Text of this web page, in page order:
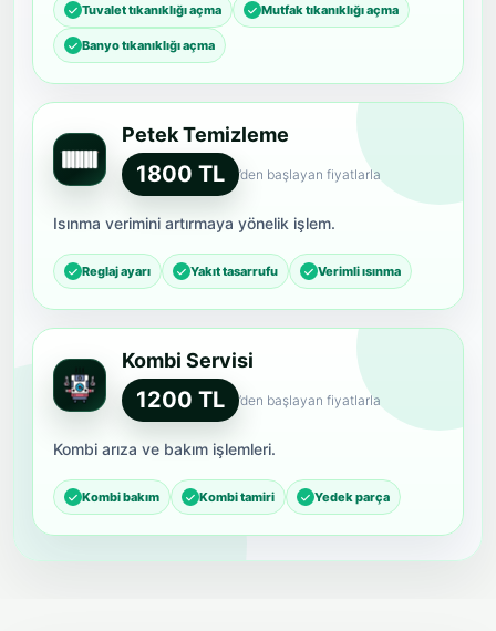
Tuvalet tıkanıklığı açma Mutfak tıkanıklığı açma
Banyo tıkanıklığı açma
Petek Temizleme
1800 TL ’den başlayan fiyatlarla
Isınma verimini artırmaya yönelik işlem.
Reglaj ayarı Yakıt tasarrufu Verimli ısınma
Kombi Servisi
1200 TL ’den başlayan fiyatlarla
Kombi arıza ve bakım işlemleri.
Kombi bakım Kombi tamiri Yedek parça